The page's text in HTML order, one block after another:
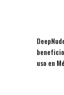
uso en